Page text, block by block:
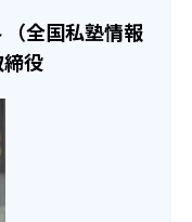
ストに合わせて、
す。この宿題は、
と学校の学びを連
向上を図ってい
トと、英単語などの
Kテスト」も実施。
学習効率を上
いる。
い人向け
て、教室責任者を
一人ひとりの学習
手」として学習を
る？
ある。
生まで指導を行って
受講は1コマ1科目
当の講師は原則と
用審査と独自の研
巣鴨中学校
中学校
全国私塾情報
役